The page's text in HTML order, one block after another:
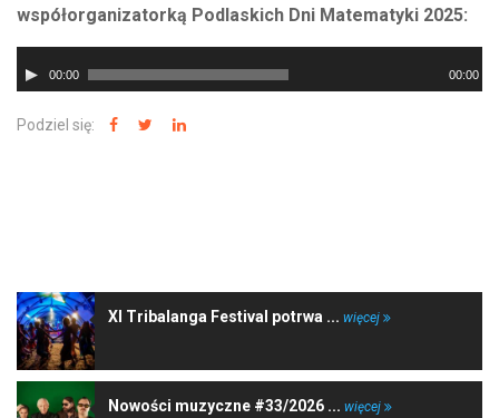
współorganizatorką Podlaskich Dni Matematyki 2025:
plików00:00 00:00
Podziel się:
XI Tribalanga Festival potrwa ... więcej
Nowości muzyczne #33/2026 ... więcej